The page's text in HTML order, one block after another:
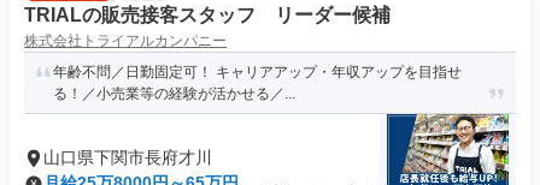
TRIALの販売接客スタッフ リーダー候補
株式会社トライアルカンパニー
年齢不問／日勤固定可！ キャリアアップ・年収アップを目指せ
る！／小売業等の経験が活かせる／...
山口県下関市長府才川